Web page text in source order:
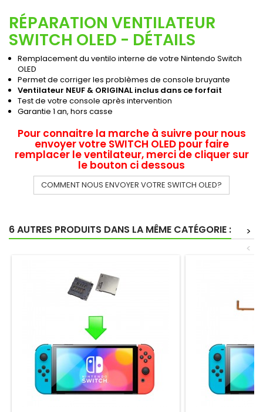
RÉPARATION VENTILATEUR
SWITCH OLED - DÉTAILS
Remplacement du ventilo interne de votre Nintendo Switch
OLED
Permet de corriger les problèmes de console bruyante
Ventilateur NEUF & ORIGINAL inclus dans ce forfait
Test de votre console après intervention
Garantie 1 an, hors casse
Pour connaitre la marche à suivre pour nous
envoyer votre SWITCH OLED pour faire
remplacer le ventilateur, merci de cliquer sur
le bouton ci dessous
COMMENT NOUS ENVOYER VOTRE SWITCH OLED?
6 AUTRES PRODUITS DANS LA MÊME CATÉGORIE :
>
<